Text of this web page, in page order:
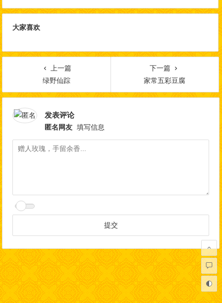
大家喜欢
上一篇
绿野仙踪
下一篇
家常五彩豆腐
发表评论
匿名网友 填写信息